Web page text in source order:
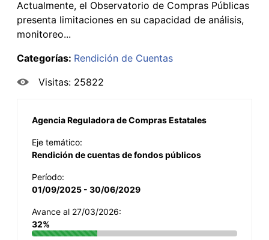
Actualmente, el Observatorio de Compras Públicas
presenta limitaciones en su capacidad de análisis,
monitoreo...
Categorías: Rendición de Cuentas
Visitas: 25822
Agencia Reguladora de Compras Estatales
Eje temático:
Rendición de cuentas de fondos públicos
Período:
01/09/2025 - 30/06/2029
Avance al 27/03/2026:
32%